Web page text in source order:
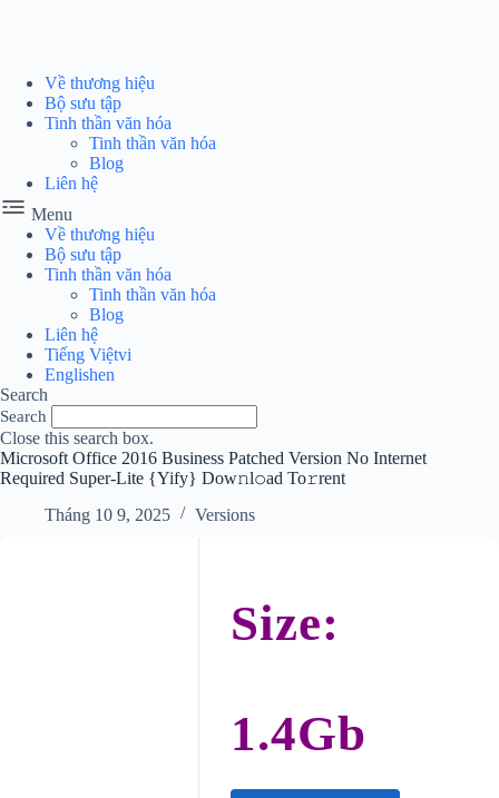
dung
Về thương hiệu
Bộ sưu tập
Tinh thần văn hóa
Tinh thần văn hóa
Blog
Liên hệ
Menu
Về thương hiệu
Bộ sưu tập
Tinh thần văn hóa
Tinh thần văn hóa
Blog
Liên hệ
Tiếng Việtvi
Englishen
Search
Search
Close this search box.
Microsoft Office 2016 Business Patched Version No Internet
Required Super-Lite {Yify} Dow𝚗l𝚘ad To𝚛rent
Tháng 10 9, 2025
Versions
Size:
1.4Gb